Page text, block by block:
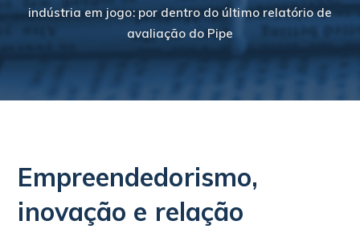
indústria em jogo: por dentro do último relatório de
avaliação do Pipe
Empreendedorismo,
inovação e relação